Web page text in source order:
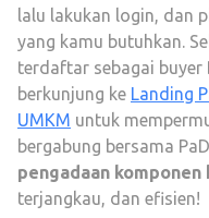
lalu lakukan login, dan
yang kamu butuhkan.
terdaftar sebagai buyer
berkunjung ke Landing
UMKM untuk
bergabung bersama
pengadaan
terjangkau, dan efisien!